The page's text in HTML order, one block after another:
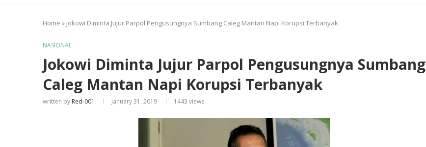
Home » Jokowi Diminta Jujur Parpol Pengusungnya Sumbang Caleg Mantan Napi Korupsi Terbanyak
NASIONAL
Jokowi Diminta Jujur Parpol Pengusungnya Sumbang
Caleg Mantan Napi Korupsi Terbanyak
written by Red-001 January 31, 2019 1443 views